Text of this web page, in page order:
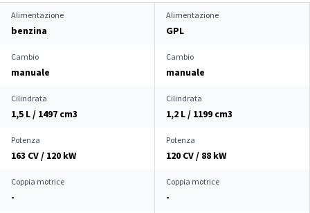
Alimentazione
benzina
Alimentazione
GPL
Cambio
manuale
Cambio
manuale
Cilindrata
1,5 L / 1497 cm3
Cilindrata
1,2 L / 1199 cm3
Potenza
163 CV / 120 kW
Potenza
120 CV / 88 kW
Coppia motrice
-
Coppia motrice
-